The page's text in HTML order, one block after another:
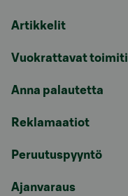
Artikkelit
Vuokrattavat
Anna palautetta
Reklamaatiot
Peruutuspyyntö
Ajanvaraus